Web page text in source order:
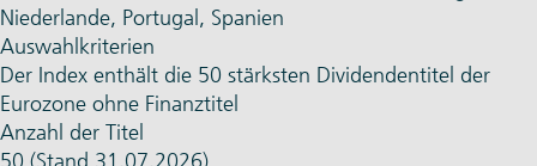
Niederlande, Portugal, Spanien
Auswahlkriterien
Der Index enthält die 50 stärksten Dividendentitel der
Eurozone ohne Finanztitel
Anzahl der Titel